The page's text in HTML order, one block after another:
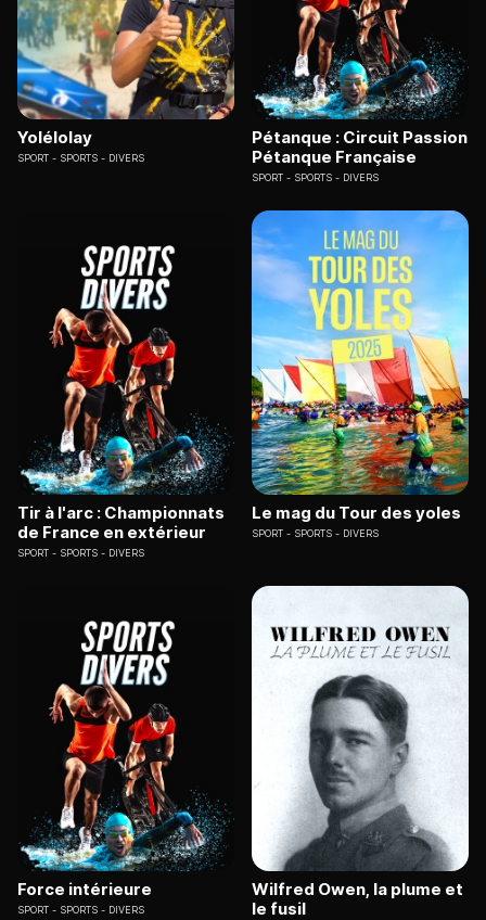
Yolélolay
SPORT SPORTS - DIVERS
Pétanque : Circuit Passion
Pétanque Française
SPORT SPORTS - DIVERS
Tir à l'arc : Championnats
de France en extérieur
SPORT SPORTS - DIVERS
Le mag du Tour des yoles
SPORT SPORTS - DIVERS
Force intérieure
SPORT SPORTS - DIVERS
Wilfred Owen, la plume et
le fusil